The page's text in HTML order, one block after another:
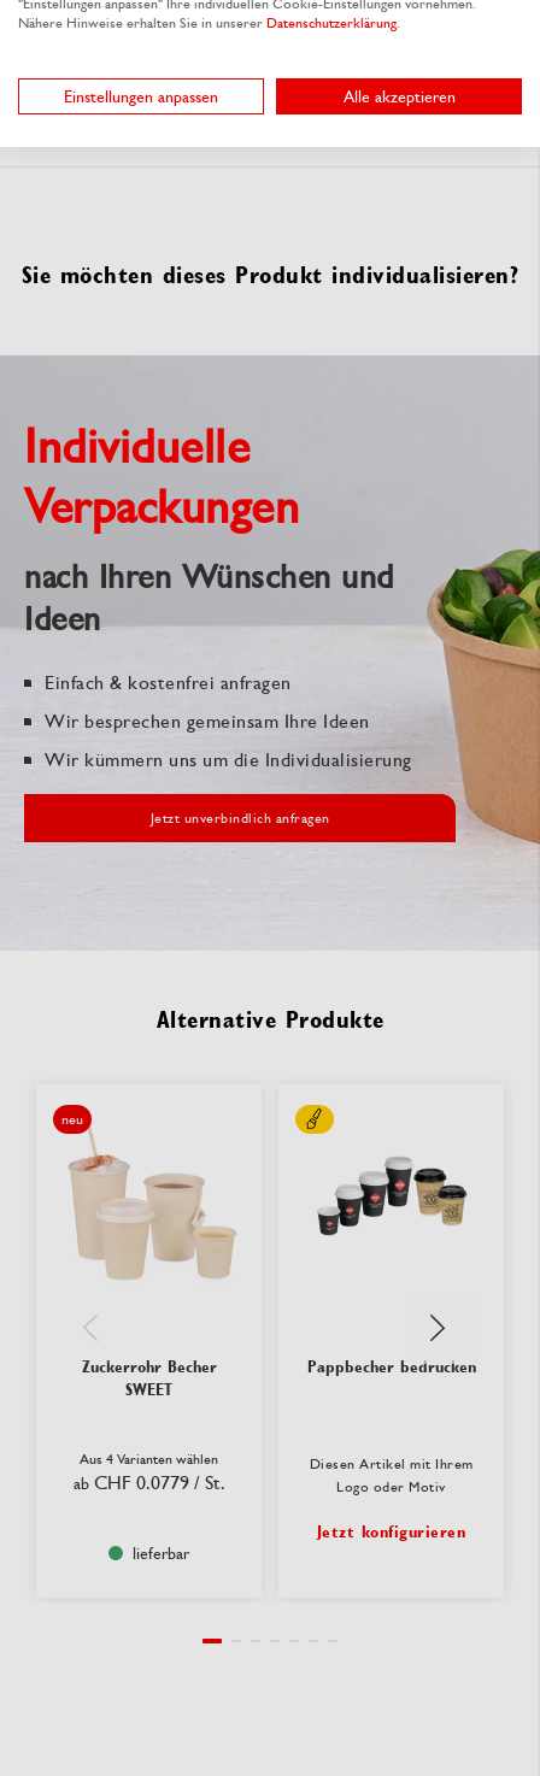
Sie möchten dieses Produkt individualisieren?
Individuelle
Verpackungen
nach Ihren Wünschen und
Ideen
Einfach & kostenfrei anfragen
Wir besprechen gemeinsam Ihre Ideen
Wir kümmern uns um die Individualisierung
Jetzt unverbindlich anfragen
Alternative Produkte
neu
Zuckerrohr Becher
SWEET
Aus 4 Varianten wählen
ab CHF 0.0779 / St.
lieferbar
Pappbecher bedrucken
Diesen Artikel mit Ihrem
Logo oder Motiv
Jetzt konfigurieren
"Einstellungen anpassen" Ihre individuellen Cookie-Einstellungen vornehmen.
Nähere Hinweise erhalten Sie in unserer Datenschutzerklärung.
Einstellungen anpassen Alle akzeptieren